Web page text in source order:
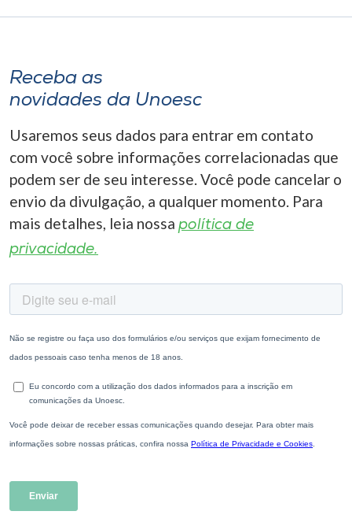
Receba as
novidades da Unoesc
Usaremos seus dados para entrar em contato
com você sobre informações correlacionadas que
podem ser de seu interesse. Você pode cancelar o
envio da divulgação, a qualquer momento. Para
mais detalhes, leia nossa política de
privacidade.